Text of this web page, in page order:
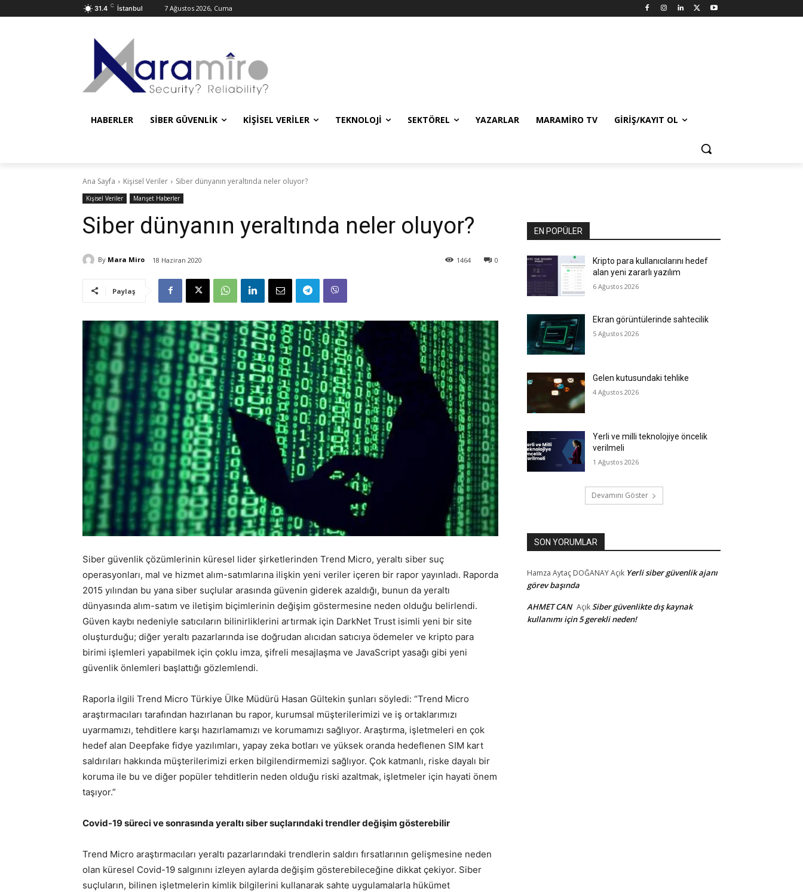
31.4 C İstanbul 7 Ağustos 2026, Cuma
HABERLER SIBER GÜVENLIK KIŞISEL VERILER TEKNOLOJI SEKTÖREL YAZARLAR MARAMIRO TV GIRIŞ/KAYIT OL
Ana Sayfa Kişisel Veriler Siber dünyanın yeraltında neler oluyor?
Kişisel Veriler Manşet Haberler
Siber dünyanın yeraltında neler oluyor?
By Mara Miro 18 Haziran 2020 0
1464
Paylaş
Siber güvenlik çözümlerinin küresel lider şirketlerinden Trend Micro, yeraltı siber suç
operasyonları, mal ve hizmet alım-satımlarına ilişkin yeni veriler içeren bir rapor yayınladı. Raporda
2015 yılından bu yana siber suçlular arasında güvenin giderek azaldığı, bunun da yeraltı
dünyasında alım-satım ve iletişim biçimlerinin değişim göstermesine neden olduğu belirlendi.
Güven kaybı nedeniyle satıcıların bilinirliklerini artırmak için DarkNet Trust isimli yeni bir site
oluşturduğu; diğer yeraltı pazarlarında ise doğrudan alıcıdan satıcıya ödemeler ve kripto para
birimi işlemleri yapabilmek için çoklu imza, şifreli mesajlaşma ve JavaScript yasağı gibi yeni
güvenlik önlemleri başlattığı gözlemlendi.
Raporla ilgili Trend Micro Türkiye Ülke Müdürü Hasan Gültekin şunları söyledi: “Trend Micro
araştırmacıları tarafından hazırlanan bu rapor, kurumsal müşterilerimizi ve iş ortaklarımızı
uyarmamızı, tehditlere karşı hazırlamamızı ve korumamızı sağlıyor. Araştırma, işletmeleri en çok
hedef alan Deepfake fidye yazılımları, yapay zeka botları ve yüksek oranda hedeflenen SIM kart
saldırıları hakkında müşterilerimizi erken bilgilendirmemizi sağlıyor. Çok katmanlı, riske dayalı bir
koruma ile bu ve diğer popüler tehditlerin neden olduğu riski azaltmak, işletmeler için hayati önem
taşıyor.”
Covid-19 süreci ve sonrasında yeraltı siber suçlarındaki trendler değişim gösterebilir
Trend Micro araştırmacıları yeraltı pazarlarındaki trendlerin saldırı fırsatlarının gelişmesine neden
olan küresel Covid-19 salgınını izleyen aylarda değişim gösterebileceğine dikkat çekiyor. Siber
suçluların, bilinen işletmelerin kimlik bilgilerini kullanarak sahte uygulamalarla hükümet
EN POPÜLER
Kripto para kullanıcılarını hedef
alan yeni zararlı yazılım
6 Ağustos 2026
Ekran görüntülerinde sahtecilik
5 Ağustos 2026
Gelen kutusundaki tehlike
4 Ağustos 2026
Yerli ve milli teknolojiye öncelik
verilmeli
1 Ağustos 2026
Devamını Göster
SON YORUMLAR
Hamza Aytaç DOĞANAYAçık Yerli siber güvenlik ajanı
görev başında
AHMET CAN AçıkSiber güvenlikte dış kaynak
kullanımı için 5 gerekli neden!